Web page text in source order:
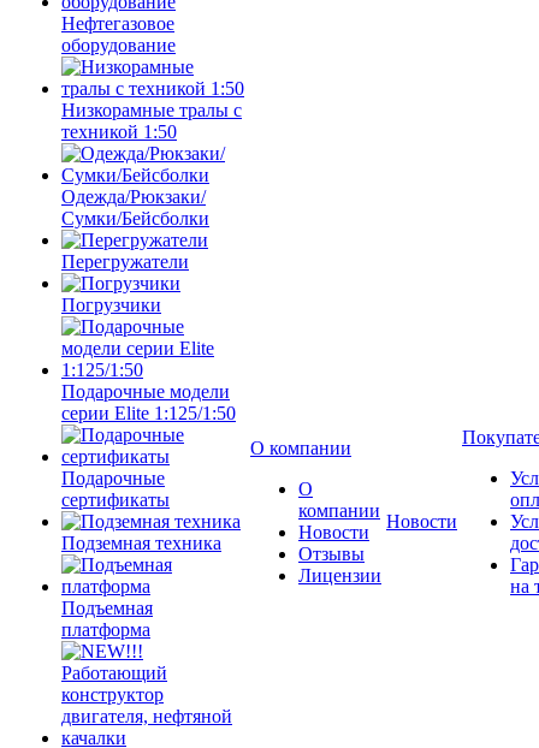
Нефтегазовое
оборудование
Низкорамные тралы с
техникой 1:50
Одежда/Рюкзаки/
Сумки/Бейсболки
Перегружатели
Погрузчики
Подарочные модели
серии Elite 1:125/1:50
Подарочные
сертификаты
Подземная техника
Подъемная
платформа
О компании
О
компании
Новости
Отзывы
Лицензии
Новости
на